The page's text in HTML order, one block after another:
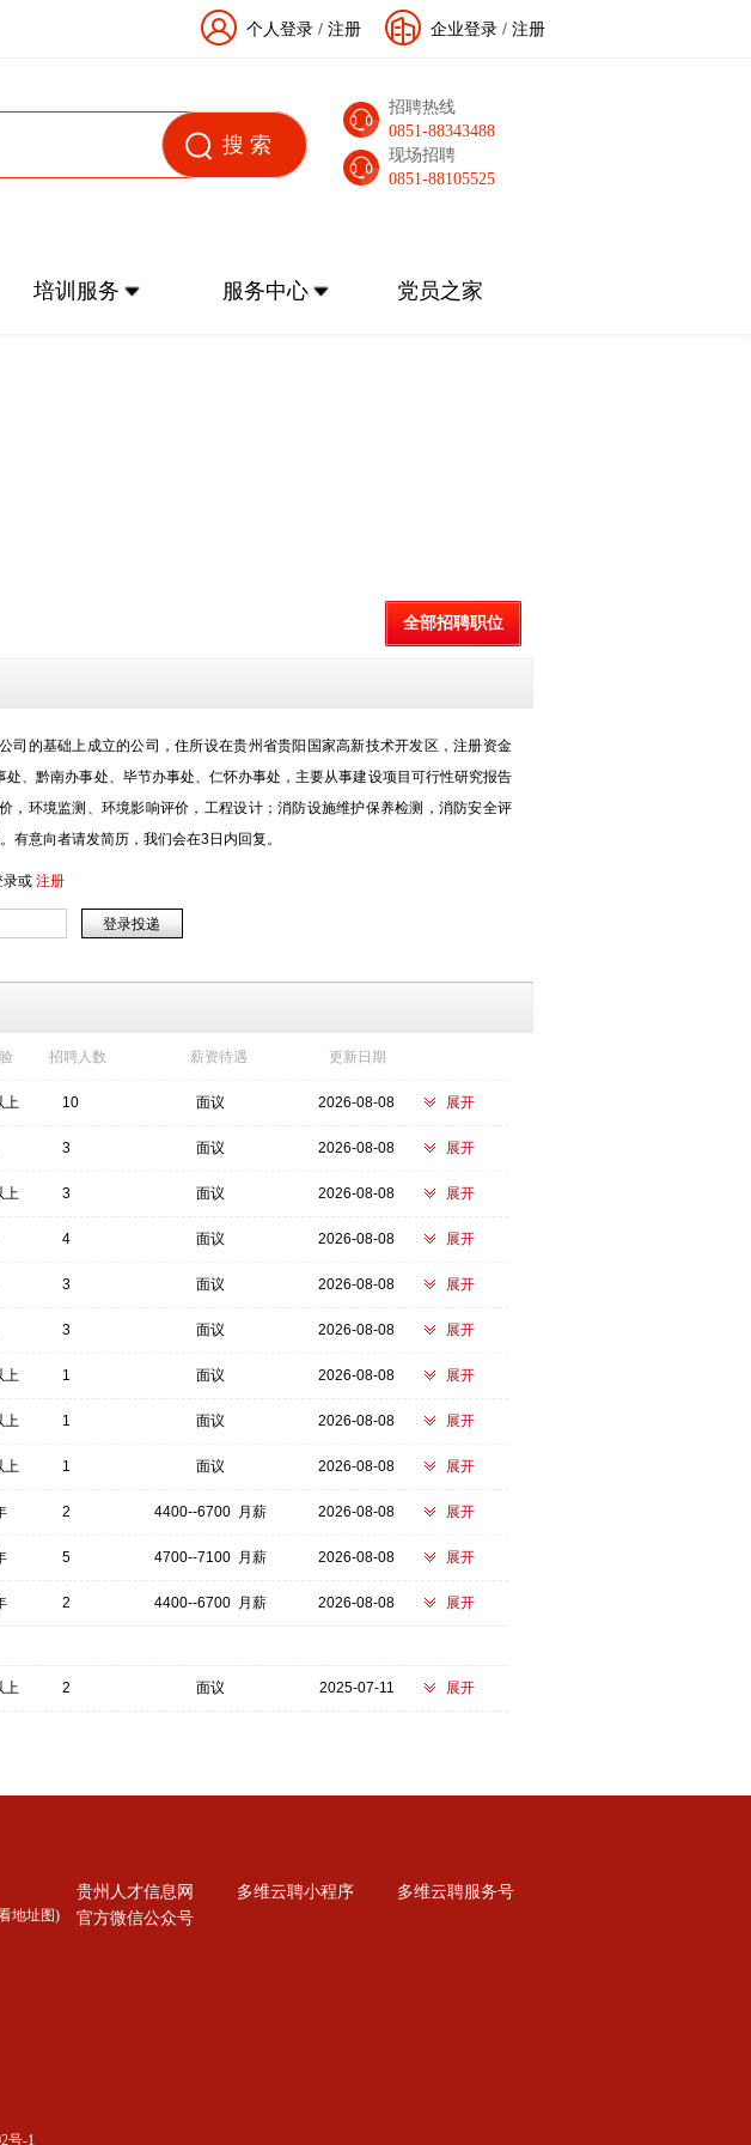
企业登录 / 注册
个人登录 / 注册
招聘热线
0851-88343488
现场招聘
0851-88105525
培训服务 服务中心 党员之家
全部招聘职位
的基础上成立的公司，住所设在贵州省贵阳国家高新技术开发区，注册资金
、黔南办事处、毕节办事处、仁怀办事处，主要从事建设项目可行性研究报告
环境监测、环境影响评价，工程设计；消防设施维护保养检测，消防安全评
意向者请发简历，我们会在3日内回复。
录或 注册
招聘人数 薪资待遇 更新日期
上 10 面议 2026-08-08 展开
3 面议 2026-08-08 展开
上 3 面议 2026-08-08 展开
4 面议 2026-08-08 展开
3 面议 2026-08-08 展开
3 面议 2026-08-08 展开
上 1 面议 2026-08-08 展开
上 1 面议 2026-08-08 展开
上 1 面议 2026-08-08 展开
2 4400--6700 月薪 2026-08-08 展开
5 4700--7100 月薪 2026-08-08 展开
2 4400--6700 月薪 2026-08-08 展开
上 2 面议 2025-07-11 展开
地址图)
贵州人才信息网
官方微信公众号
多维云聘小程序 多维云聘服务号
号-1